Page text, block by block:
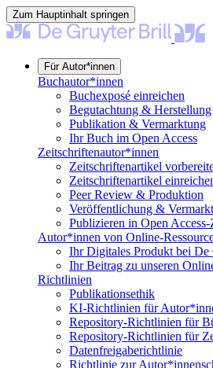
Zum Hauptinhalt springen
Für Autor*innen
Buchautor*innen
Buchexposé einreichen
Begutachtung & Herstellung
Publikation & Vermarktung
Ihr Buch im Open Access
Zeitschriftenautor*innen
Zeitschriftenartikel
Zeitschriftenartikel
Peer Review & Produktion
Veröffentlichung &
Publizieren in Open
Autor*innen von Online-
Ihr Digitales Produkt bei
Ihr Beitrag zu unseren
Richtlinien
Publikationsethik
KI-Richtlinien für
Repository-Richtlinien für
Repository-Richtlinien für
Datenfreigaberichtlinie
Richtlinie zur